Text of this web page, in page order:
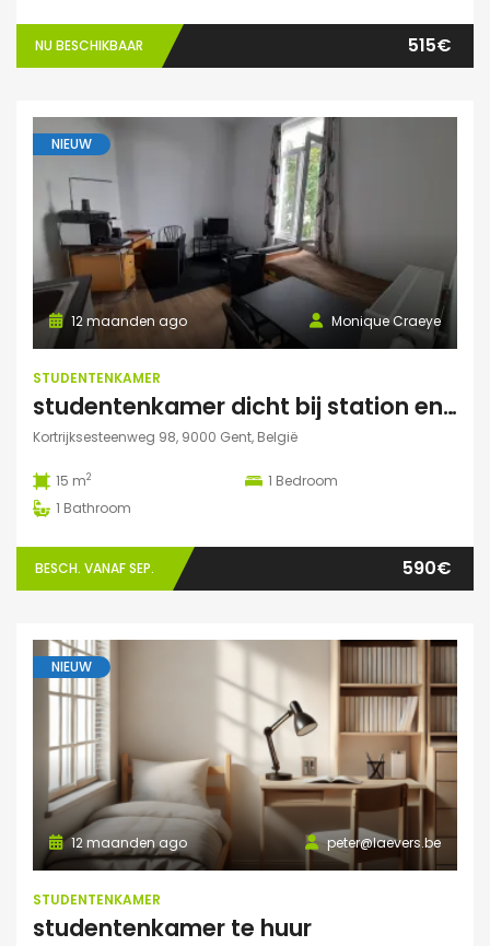
NU BESCHIKBAAR 515€
NIEUW
Monique Craeye
12 maanden ago
STUDENTENKAMER
studentenkamer dicht bij station en Citadelpark centraal gelegen
Kortrijksesteenweg 98, 9000 Gent, België
15 m2 1 Bedroom
1 Bathroom
BESCH. VANAF SEP. 590€
NIEUW
peter@laevers.be
12 maanden ago
STUDENTENKAMER
studentenkamer te huur